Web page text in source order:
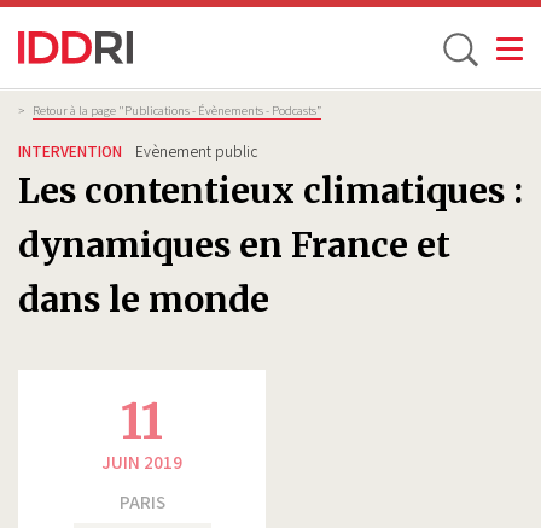
Aller
principal
Toggle
Fil
d'Ariane
> Retour à la page "Publications - Évènements - Podcasts”
11
JUIN 2019
PARIS
INTERVENTION Evènement public
Les contentieux climatiques :
dynamiques en France et
dans le monde